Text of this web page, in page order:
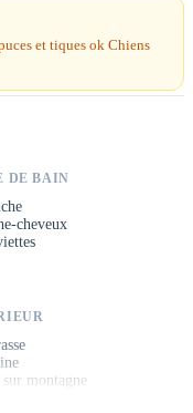
complémentaires.
et tiques ok Chiens
DE BAIN
cheveux
sur montagne